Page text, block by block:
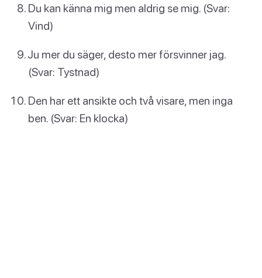
Du kan känna mig men aldrig se mig. (Svar:
Vind)
Ju mer du säger, desto mer försvinner jag.
(Svar: Tystnad)
Den har ett ansikte och två visare, men inga
ben. (Svar: En klocka)